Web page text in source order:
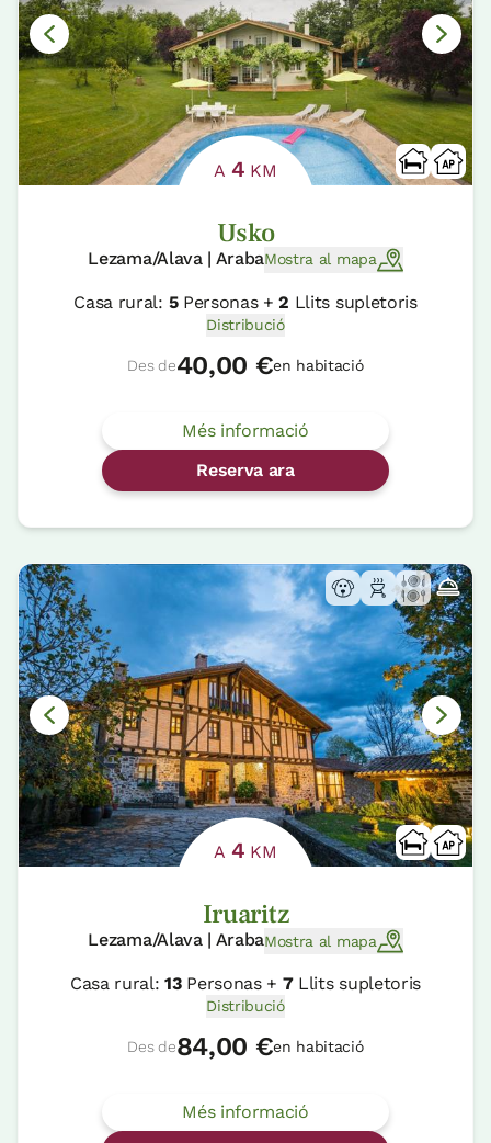
A 4 KM
Usko
Lezama/Alava | ArabaMostra al mapa
Casa rural: 5Personas +2 Llits supletoris
Distribució
Des de40,00 €en habitació
Més informació
Reserva ara
A 4 KM
Iruaritz
Lezama/Alava | ArabaMostra al mapa
Casa rural:13Personas + 7Llits supletoris
Distribució
Des de84,00 €en habitació
Més informació